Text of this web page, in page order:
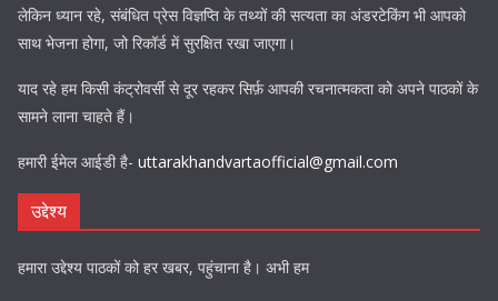
लेकिन ध्यान रहे, संबंधित प्रेस विज्ञप्ति के तथ्यों की सत्यता का अंडरटेकिंग भी आपको
साथ भेजना होगा, जो रिकॉर्ड में सुरक्षित रखा जाएगा।
याद रहे हम किसी कंट्रोवर्सी से दूर रहकर सिर्फ़ आपकी रचनात्मकता को अपने पाठकों के
सामने लाना चाहते हैं।
हमारी ईमेल आईडी है- uttarakhandvartaofficial@gmail.com
उद्देश्य
हमारा उद्देश्य पाठकों को हर खबर, पहुंचाना है। अभी हम